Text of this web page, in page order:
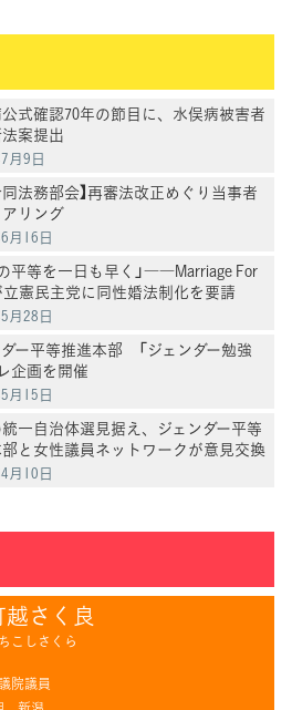
式確認70年の節目に、水俣病被害者
案提出
月9日
同法務部会】再審法改正めぐり当事者
アリング
月16日
平等を一日も早く」――Marriage For
憲民主党に同性婚法制化を要請
月28日
ー平等推進本部 「ジェンダー勉強
企画を開催
月15日
一自治体選見据え、ジェンダー平等
と女性議員ネットワークが意見交換
月10日
越さく良
こしさくら
院議員